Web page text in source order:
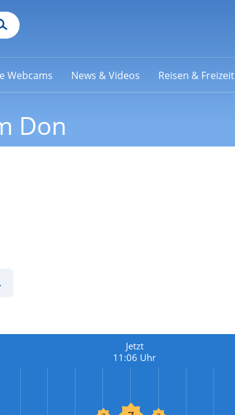
Webcams News & Videos Reisen & Freizeit
Don
Jetzt
11:06 Uhr